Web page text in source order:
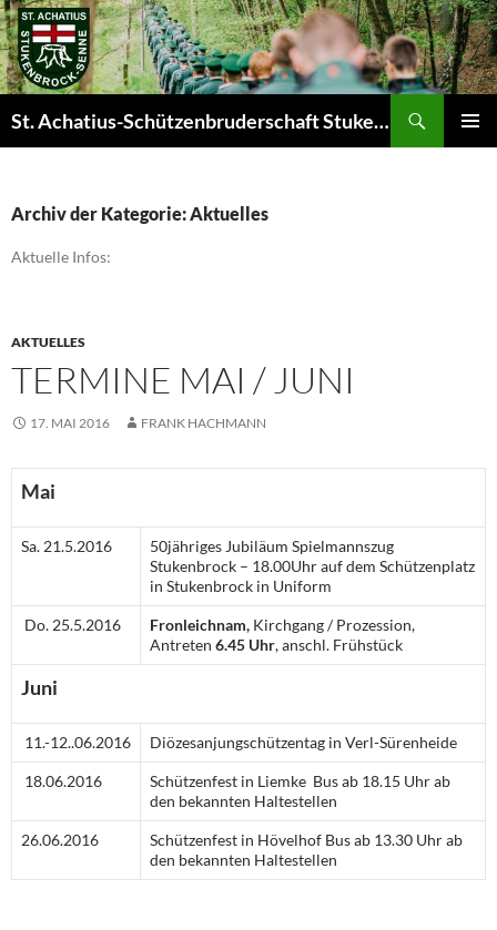
Zum
Inhalt
springen
St. Achatius-Schützenbruderschaft Stukenbrock-Senne e.V.
Archiv der Kategorie: Aktuelles
Aktuelle Infos:
AKTUELLES
TERMINE MAI / JUNI
17. MAI 2016 FRANK HACHMANN
Mai
Sa. 21.5.2016
50jähriges Jubiläum Spielmannszug
Stukenbrock – 18.00Uhr auf dem Schützenplatz
in Stukenbrock in Uniform
Do. 25.5.2016 Fronleichnam, Kirchgang / Prozession,
Antreten 6.45 Uhr, anschl. Frühstück
Juni
11.-12..06.2016 Diözesanjungschützentag in Verl-Sürenheide
18.06.2016
Schützenfest in Liemke Bus ab 18.15 Uhr ab
den bekannten Haltestellen
26.06.2016
Schützenfest in Hövelhof Bus ab 13.30 Uhr ab
den bekannten Haltestellen